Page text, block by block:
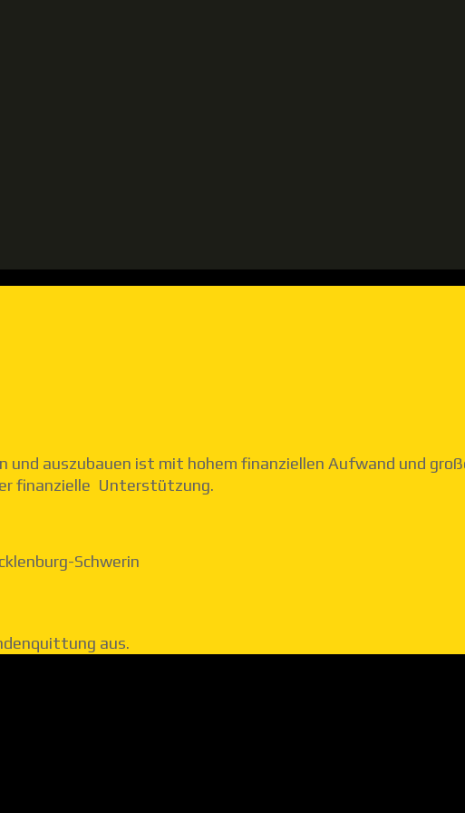
und auszubauen ist mit hohem finanziellen Aufwand und
finanzielle Unterstützung.
Schwerin
aus.